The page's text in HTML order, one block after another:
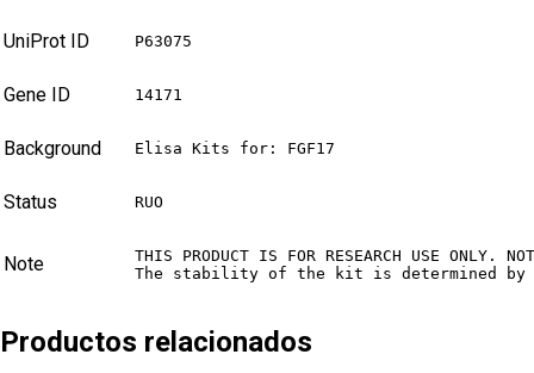
UniProt ID P63075
Gene ID 14171
Background Elisa Kits for: FGF17
Status RUO
Note
THIS PRODUCT IS FOR RESEARCH
The stability of the kit is determined by
Productos relacionados